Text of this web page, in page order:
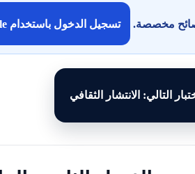
مخصصة. تسجيل الدخول باستخدام Google
التالي: الانتشار الثقافي